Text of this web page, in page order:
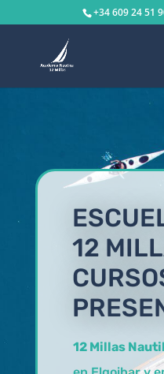
+34 609 24 51
12
12 Millas